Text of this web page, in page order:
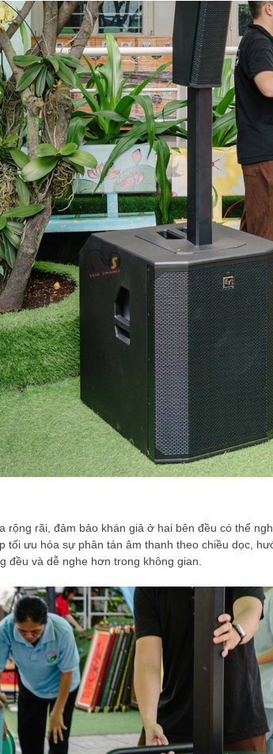
rộng rãi, đảm bảo khán giả ở hai bên đều có thể
tối ưu hóa sự phân tán âm thanh theo chiều dọc,
đều và dễ nghe hơn trong không gian.